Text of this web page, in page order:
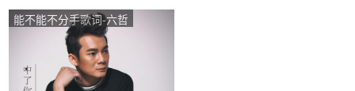
能不能不分手歌词-六哲